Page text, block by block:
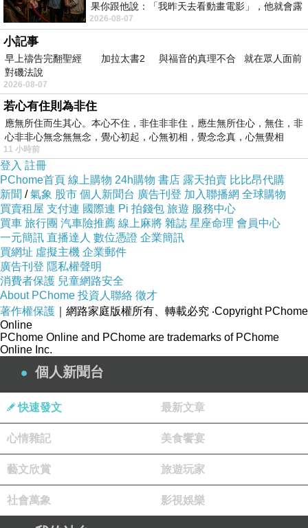
冷卻管或冷卻卷： 高壓冷媒氣體流經冷卻管或冷
卻卷，將熱量釋放到外部環境。
膨脹閥： 高壓冷卻冷媒經過膨脹閥後，壓力降
低，冷媒變成低溫低壓的狀態。
蒸發器（再次）： 低溫低壓的冷媒進入蒸發器，
吸收室內空氣中的熱能，重復循環冷卻過程。
冷氣清洗和維護
保持冷氣機的清潔和定期維護對確保其高效運作
至關重要。以下是一些冷氣清洗和維護的關鍵提
示：
定期更換空氣濾網： 空氣濾網能夠捕捉灰塵和污
染物，但隨著時間的推移，它們會變得堵塞。定
期檢查和更換濾網，以確保冷氣機的空氣流量保
持良好。
清潔蒸發器和冷卻卷： 定期清潔蒸發器和冷卻
卷，以防止灰塵和黴菌的積累。這可以改善空氣
質量並確保冷氣機的冷卻效率。
檢查冷媒： 如果冷氣機出現冷卻效率下降的問
題，可能需要檢查冷媒的充填情況。如果冷媒不
足，應由專業技術人員進行充填。
定期專業檢查： 建議定期請專業技術人員對冷氣
機進行全面檢查和維護，以確保其長期穩定運
行。
在炎熱的夏天，一臺高效運作的冷氣機可以讓您
的生活更加舒適。選擇合適的冷氣機，瞭解其工
果你跟他說：「我昨天去看動畫電影」，他就會露
出一種慈祥的微笑，然後問你是不是陪小
2026-08-07
小記事
早上禱告完翻聖經 加拉太書2 與福音的真理不合 就在眾人面前
對磯法說
2026-08-07
若心有住則為非住
應無所住而生其心。本心不住，非住非非住，應生無所住心，無住，非
心非非心無念無無念，覺心初起，心無初相，覺念念真，心無覺相
11 小時前
登入 註冊
PChome首頁 線上購物 24h購物 書店 露天拍賣 比比昂代購
新聞 /氣象 股市 個人新聞台 廣告刊登 加入聯播網 全球購物
買賣租屋 支付連 國際連 Pi 拍錢包 旅遊 服務中心
買車 旅行團 汽車險推薦 線上麻將 雜誌 星座命理 會員中心
一元簡訊 直播達人 數位憑證 企業簡訊
買網址 虛擬主機 企業郵件
廣告刊登 隱私權聲明
消費者保護 兒童網路安全
About PChome 投資人聯絡 徵才
著作權保護 ｜網路家庭版權所有、轉載必究 ‧Copyright PChome
Online
PChome Online and PChome are trademarks of PChome
Online Inc.
個人新聞台
快速發文 最新文章
心情雜記 美食饗宴
藝文欣賞 旅遊玩家
社會萬象 影視娛樂